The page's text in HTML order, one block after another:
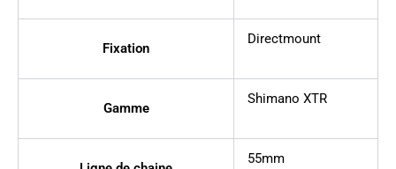
Fixation
Directmount
Gamme
Shimano XTR
55mm